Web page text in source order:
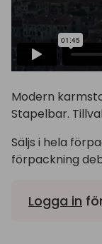
Modern
Stapelbar.
Säljs i hela
förpackning
Logga in